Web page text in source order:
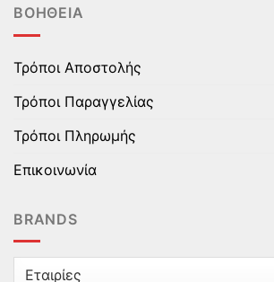
ΒΟΉΘΕΙΑ
Τρόποι Αποστολής
Τρόποι Παραγγελίας
Τρόποι Πληρωμής
Επικοινωνία
BRANDS